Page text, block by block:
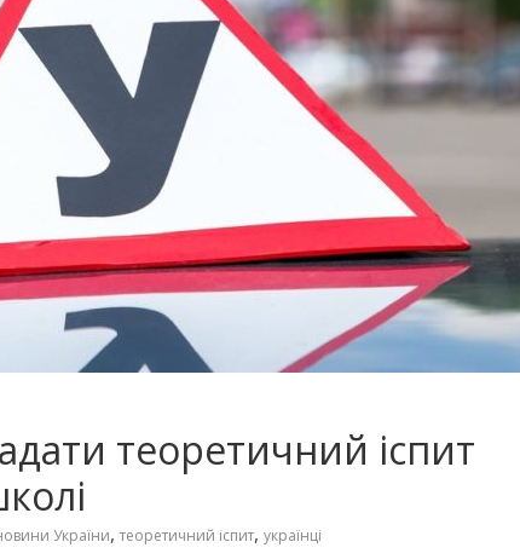
теоретичний іспит
України, теоретичний іспит, українці